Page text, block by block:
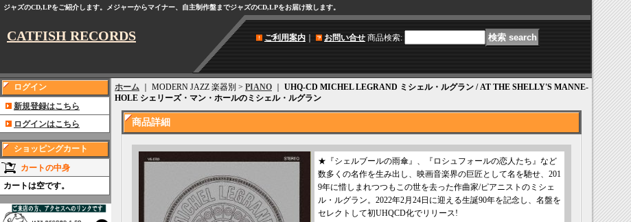
ジャズのCD,LPをご紹介します。メジャーからマイナー、自主制作盤までジャズのCD,LPをお届け致します。
CATFISH RECORDS ご利用案内｜ お問い合せ 商品検索:
ログイン
新規登録はこちら
ログインはこちら
ショッピングカート
カートの中身
カートは空です。
ホーム ｜ MODERN JAZZ 楽器別 > PIANO
UHQ-CD MICHEL LEGRAND ミシェル・ルグラン / AT THE SHELLY'S MANNE-
HOLE シェリーズ・マン・ホールのミシェル・ルグラン
商品詳細
★『シェルブールの雨傘』、『ロシュフォールの恋人たち』など
数多くの名作を生み出し、映画音楽界の巨匠として名を馳せ、201
9年に惜しまれつつもこの世を去った作曲家/ピアニストのミシェ
ル・ルグラン。2022年2月24日に迎える生誕90年を記念し、名盤を
セレクトして初UHQCD化でリリース!